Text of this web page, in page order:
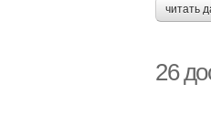
читать
26